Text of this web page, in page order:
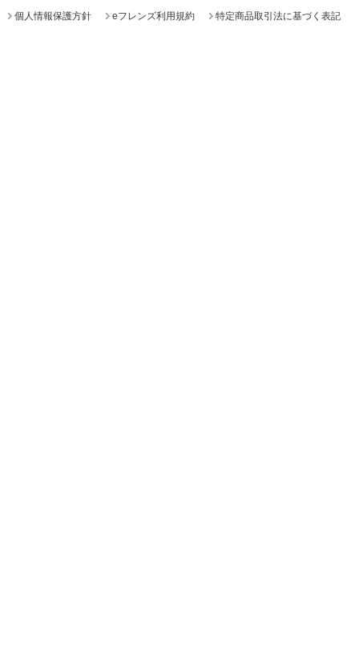
個人情報保護方針 eフレンズ利用規約 特定商品取引法に基づく表記